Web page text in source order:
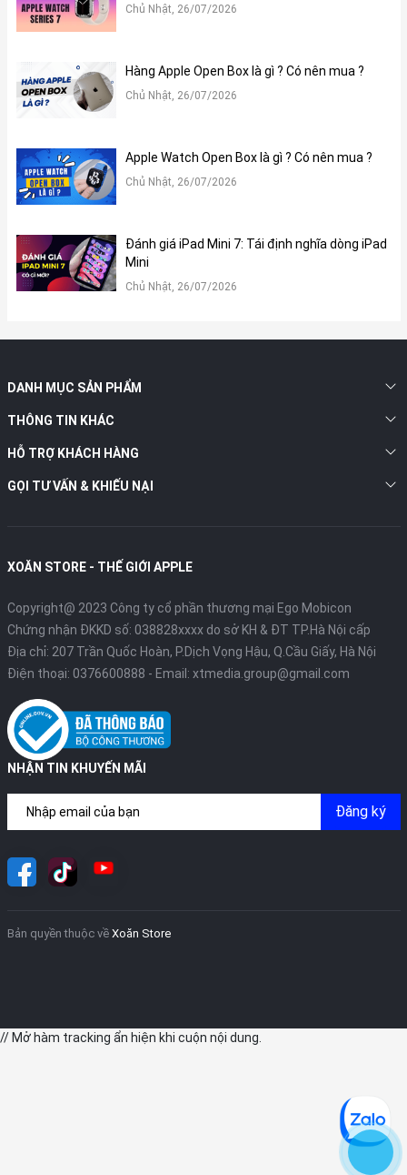
Chủ Nhật, 26/07/2026
Hàng Apple Open Box là gì ? Có nên mua ?
Chủ Nhật, 26/07/2026
Apple Watch Open Box là gì ? Có nên mua ?
Chủ Nhật, 26/07/2026
Đánh giá iPad Mini 7: Tái định nghĩa dòng iPad
Mini
Chủ Nhật, 26/07/2026
DANH MỤC SẢN PHẨM
THÔNG TIN KHÁC
HỖ TRỢ KHÁCH HÀNG
GỌI TƯ VẤN & KHIẾU NẠI
XOĂN STORE - THẾ GIỚI APPLE
Copyright@ 2023 Công ty cổ phần thương mại Ego Mobicon
Chứng nhận ĐKKD số: 038828xxxx do sở KH & ĐT TP.Hà Nội cấp
Địa chỉ: 207 Trần Quốc Hoàn, P.Dịch Vọng Hậu, Q.Cầu Giấy, Hà Nội
Điện thoại: 0376600888 - Email: xtmedia.group@gmail.com
NHẬN TIN KHUYẾN MÃI
Đăng ký
Bản quyền thuộc về Xoăn Store
// Mở hàm tracking ẩn hiện khi cuộn nội dung.